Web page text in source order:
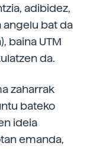
adibidez,
angelu bat da
baina UTM
da.
zaharrak
bateko
ideia
emanda,